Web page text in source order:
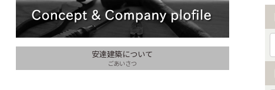
安達建築について
ごあいさつ